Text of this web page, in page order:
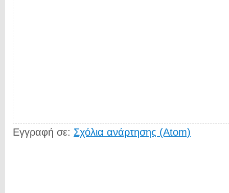
Εγγραφή σε: Σχόλια ανάρτησης (Atom)